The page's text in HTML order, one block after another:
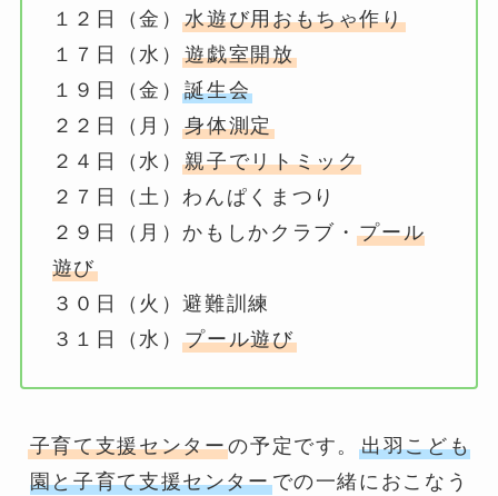
１２日（金）水遊び用おもちゃ作り
１７日（水）遊戯室開放
１９日（金）誕生会
２２日（月）身体測定
２４日（水）親子でリトミック
２７日（土）わんぱくまつり
２９日（月）かもしかクラブ・プール
遊び
３０日（火）避難訓練
３１日（水）プール遊び
子育て支援センターの予定です。出羽こども
園と子育て支援センターでの一緒におこなう